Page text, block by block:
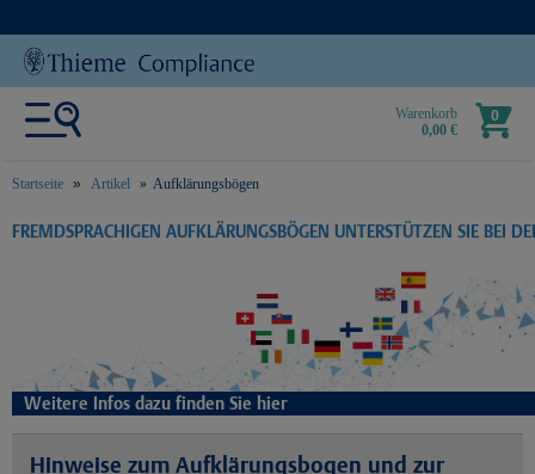
Warenkorb
0,00 €
0
Startseite Artikel Aufklärungsbögen
text.skipToContent
text.skipToNavigation
FREMDSPRACHIGEN AUFKLÄRUNGSBÖGEN UNTERSTÜTZEN SIE BEI
Weitere Infos dazu finden Sie hier
Hinweise zum Aufklärungsbogen und zur